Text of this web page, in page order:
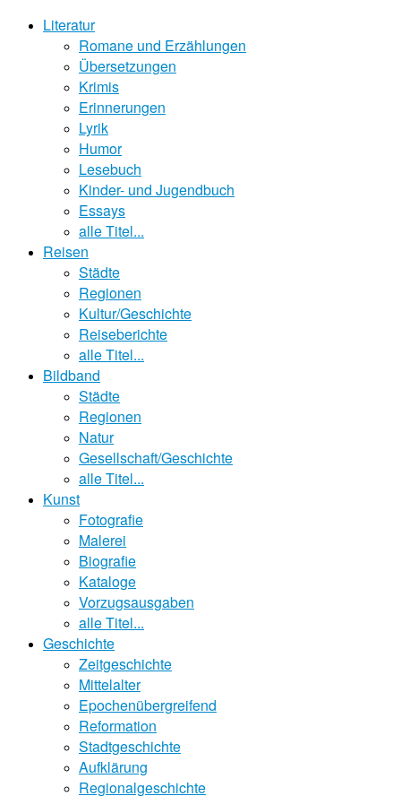
Literatur
Romane und Erzählungen
Übersetzungen
Krimis
Erinnerungen
Lyrik
Humor
Lesebuch
Kinder- und Jugendbuch
Essays
alle Titel...
Reisen
Städte
Regionen
Kultur/Geschichte
Reiseberichte
alle Titel...
Bildband
Städte
Regionen
Natur
Gesellschaft/Geschichte
alle Titel...
Kunst
Fotografie
Malerei
Biografie
Kataloge
Vorzugsausgaben
alle Titel...
Geschichte
Zeitgeschichte
Mittelalter
Epochenübergreifend
Reformation
Stadtgeschichte
Aufklärung
Regionalgeschichte